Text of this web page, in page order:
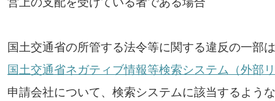
国土交通省の所管する法令等に関する違反の一部
国土交通省ネガティブ情報等検索システム（外部
申請会社について、検索システムに該当するよう